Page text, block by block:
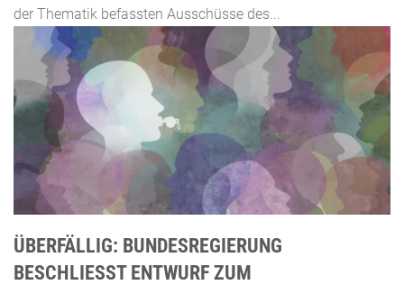
der Thematik befassten Ausschüsse des...
ÜBERFÄLLIG: BUNDESREGIERUNG
BESCHLIESST ENTWURF ZUM H